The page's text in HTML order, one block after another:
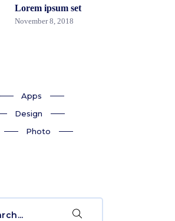
Lorem ipsum set
November 8, 2018
Apps
Design
Photo